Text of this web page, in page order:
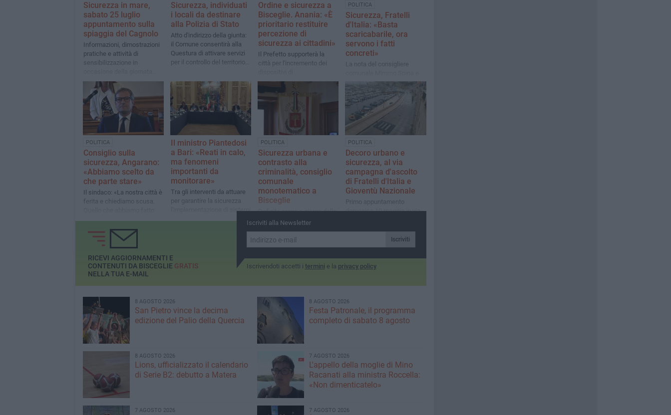
Sicurezza in mare,
sabato 25 luglio
appuntamento sulla
spiaggia del Cagnolo
Informazioni, dimostrazioni
pratiche e attività di
sensibilizzazione in
mondiale della prevenzione
dell'annegamento
Sicurezza, individuati
i locali da destinare
alla Polizia di Stato
Atto d'indirizzo della giunta:
il Comune consentirà alla
Questura di attivare servizi
per il controllo del territorio e
periodo estivo
Ordine e sicurezza a
Bisceglie. Anania: «È
prioritario restituire
percezione di
sicurezza ai cittadini»
Il Prefetto supporterà la
città per l'incremento dei
videosorveglianza e di
POLITICA
Sicurezza, Fratelli
d'Italia: «Basta
scaricabarile, ora
servono i fatti
concreti»
La nota del consigliere
del direttivo cittadino del
partito
POLITICA
Consiglio sulla
sicurezza, Angarano:
«Abbiamo scelto da
che parte stare»
Il sindaco: «La nostra città è
ferita e chiediamo scusa.
non è stato abbastanza per
evitare questi episodi e che
crescesse la percezione di
insicurezza tra i cittadini»
Il ministro Piantedosi
a Bari: «Reati in calo,
ma fenomeni
importanti da
monitorare»
Tra gli interventi da attuare
per garantire la sicurezza
l'implementazione di sistemi
POLITICA
Sicurezza urbana e
contrasto alla
criminalità, consiglio
comunale
monotematico a
Bisceglie
Definito orario e giorno della
riunione in sala consiliare,
maggioranza
POLITICA
Decoro urbano e
sicurezza, al via
campagna d'ascolto
di Fratelli d'Italia e
Gioventù Nazionale
Primo appuntamento
domenica 10 maggio in via
Iscriviti alla Newsletter
Iscriviti
Iscrivendoti accetti i termini e la privacy policy
RICEVI AGGIORNAMENTI E
CONTENUTI DA BISCEGLIE GRATIS
NELLA TUA E-MAIL
8 AGOSTO 2026
San Pietro vince la decima
edizione del Palio della Quercia
8 AGOSTO 2026
Festa Patronale, il programma
completo di sabato 8 agosto
8 AGOSTO 2026
Lions, ufficializzato il calendario
di Serie B2: debutto a Matera
7 AGOSTO 2026
L'appello della moglie di Mino
Racanati alla ministra Roccella:
«Non dimenticatelo»
7 AGOSTO 2026 7 AGOSTO 2026